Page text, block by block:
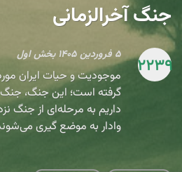
جنگ آخرالزمانی
2239
۵ فروردین ۱۴۰۵ بخش اول
موجودیت و حیات ایران
گرفته است؛ این جنگ، جنگ
داریم به مرحله‌ای از جنگ
وادار به موضع گیری